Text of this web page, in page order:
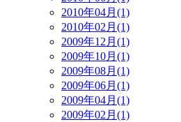
2010年04月(1)
2010年02月(1)
2009年12月(1)
2009年10月(1)
2009年08月(1)
2009年06月(1)
2009年04月(1)
2009年02月(1)